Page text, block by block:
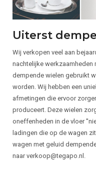
Uiterst
Wij verkopen veel aan
nachtelijke
dempende wielen gebruikt
worden. Wij hebben een
afmetingen die ervoor
produceert. Deze wielen
oneffenheden in de vloer
ladingen die op de wagen
wagen met geluid
naarverkoop@tegapo.nl